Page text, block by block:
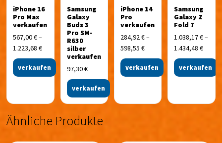
iPhone 16
Pro Max
verkaufen
567,00€–
1.223,68€
verkaufen
Samsung
Galaxy
Buds 3
Pro SM-
R630
silber
verkaufen
97,30€
verkaufen
iPhone 14
Pro
verkaufen
284,92€–
598,55 €
verkaufen
Samsung
Galaxy Z
Fold 7
1.038,17€–
1.434,48€
verkaufen
Ähnliche Produkte